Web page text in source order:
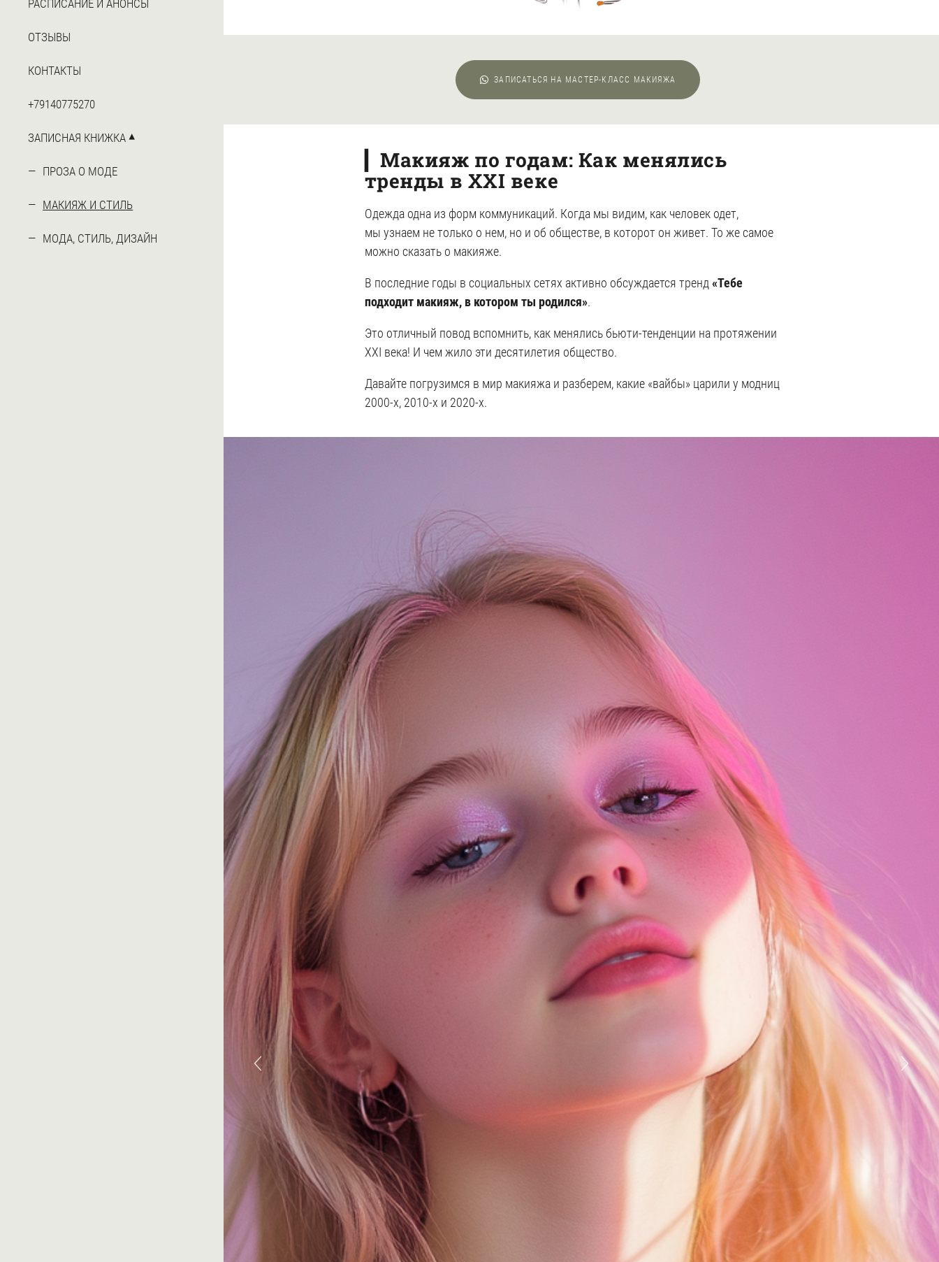
РАСПИСАНИЕ И АНОНСЫ
ОТЗЫВЫ
КОНТАКТЫ
+79140775270
ЗАПИСНАЯ КНИЖКА
ПРОЗА О МОДЕ
МАКИЯЖ И СТИЛЬ
МОДА, СТИЛЬ, ДИЗАЙН
ЗАПИСАТЬСЯ НА МАСТЕР-КЛАСС МАКИЯЖА
▎Макияж по годам: Как менялись
тренды в XXI веке
Одежда одна из форм коммуникаций. Когда мы видим, как человек одет,
мы узнаем не только о нем, но и об обществе, в которот он живет. То же самое
можно сказать о макияже.
В последние годы в социальных сетях активно обсуждается тренд«Тебе
подходит макияж, в котором ты родился».
Это отличный повод вспомнить, как менялись бьюти-тенденции на протяжении
XXI века! И чем жило эти десятилетия общество.
Давайте погрузимся в мир макияжа и разберем, какие «вайбы» царили у модниц
2000-х, 2010-х и 2020-х.